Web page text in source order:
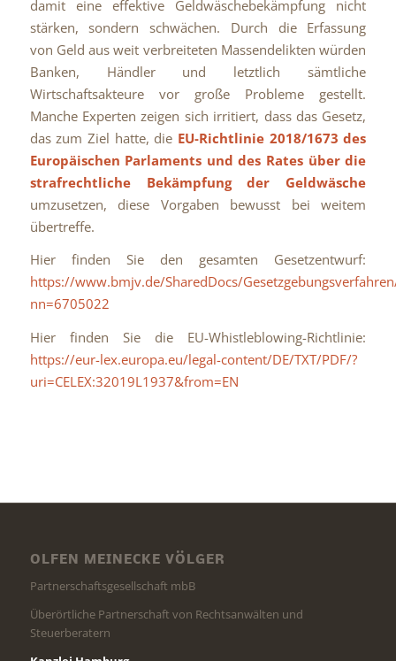
damit eine effektive Geldwäschebekämpfung nicht
stärken, sondern schwächen. Durch die Erfassung
von Geld aus weit verbreiteten Massendelikten würden
Banken, Händler und letztlich sämtliche
Wirtschaftsakteure vor große Probleme gestellt.
Manche Experten zeigen sich irritiert, dass das Gesetz,
das zum Ziel hatte, die EU-Richtlinie 2018/1673 des
Europäischen Parlaments und des Rates über die
strafrechtliche Bekämpfung der Geldwäsche
umzusetzen, diese Vorgaben bewusst bei weitem
übertreffe.
Hier finden Sie den gesamten Gesetzentwurf:
https://www.bmjv.de/SharedDocs/
nn=6705022
Hier finden Sie die EU-Whistleblowing-Richtlinie:
https://eur-lex.europa.eu/legal-content/DE/TXT/PDF/?
uri=CELEX:32019L1937&from=EN
OLFEN MEINECKE VÖLGER
Partnerschaftsgesellschaft mbB
Überörtliche Partnerschaft von Rechtsanwälten und
Steuerberatern